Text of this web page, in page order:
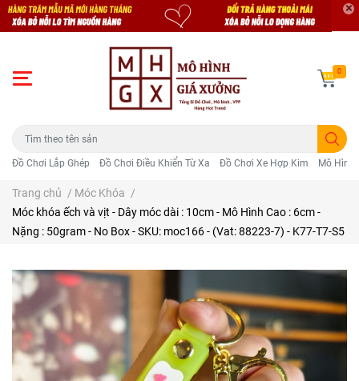
Đồ Chơi Lắp Ghép Đồ Chơi Điều Khiển Từ Xa Đồ Chơi Xe Hợp Kim Mô Hình
0
Trang chủ / Móc Khóa /
Móc khóa ếch và vịt - Dây móc dài : 10cm - Mô Hình Cao : 6cm -
Nặng : 50gram - No Box - SKU: moc166 - (Vat: 88223-7) - K77-T7-S5